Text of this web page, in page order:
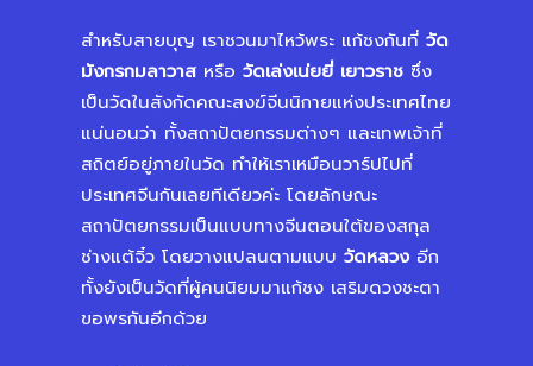
สำหรับสายบุญ เราชวนมาไหว้พระ แก้ชงกันที่ วัด
มังกรกมลาวาส หรือ วัดเล่งเน่ยยี่ เยาวราช ซึ่ง
เป็นวัดในสังกัดคณะสงฆ์จีนนิกายแห่งประเทศไทย
แน่นอนว่า ทั้งสถาปัตยกรรมต่างๆ และเทพเจ้าที่
สถิตย์อยู่ภายในวัด ทำให้เราเหมือนวาร์ปไปที่
ประเทศจีนกันเลยทีเดียวค่ะ โดยลักษณะ
สถาปัตยกรรมเป็นแบบทางจีนตอนใต้ของสกุล
ช่างแต้จิ๋ว โดยวางแปลนตามแบบ วัดหลวง อีก
ทั้งยังเป็นวัดที่ผู้คนนิยมมาแก้ชง เสริมดวงชะตา
ขอพรกันอีกด้วย